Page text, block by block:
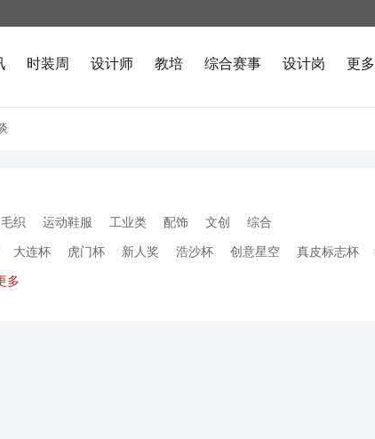
时装周 设计师 教培 综合赛事 设计岗 更多
毛织 运动鞋服 工业类 配饰 文创 综合
大连杯 虎门杯 新人奖 浩沙杯 创意星空 真皮标志杯
多